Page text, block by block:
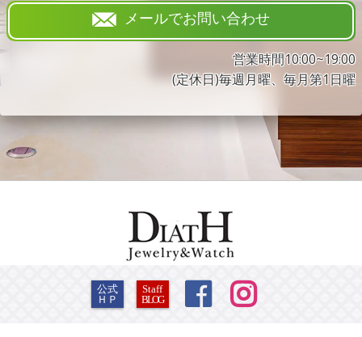
メールでお問い合わせ
営業時間10:00~19:00
(定休日)毎週月曜、毎月第1日曜
公式
ＨＰ
Staff
BLOG
 